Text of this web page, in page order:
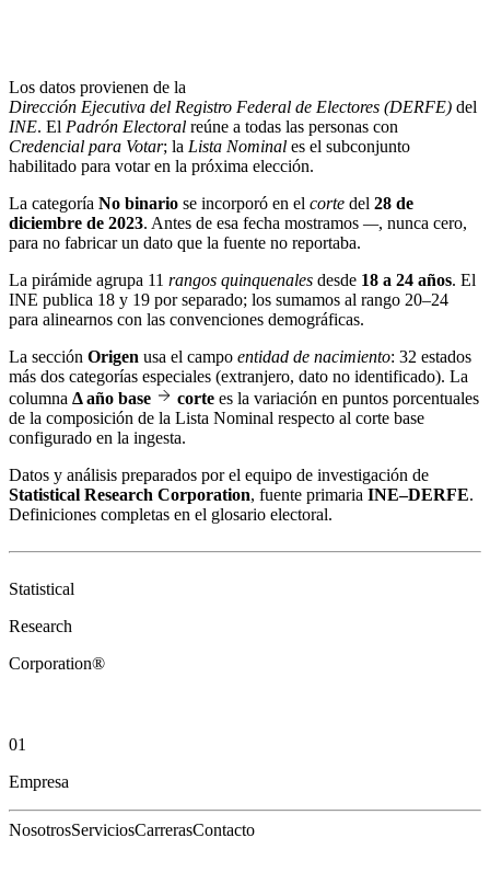
Los datos provienen de la
Dirección Ejecutiva del Registro Federal de Electores (DERFE) del
INE. El Padrón Electoral reúne a todas las personas con
Credencial para Votar; la Lista Nominal es el subconjunto
habilitado para votar en la próxima elección.
La categoría No binario se incorporó en el corte del 28 de
diciembre de 2023. Antes de esa fecha mostramos —, nunca cero,
para no fabricar un dato que la fuente no reportaba.
La pirámide agrupa 11 rangos quinquenales desde 18 a 24 años. El
INE publica 18 y 19 por separado; los sumamos al rango 20–24
para alinearnos con las convenciones demográficas.
La sección Origen usa el campo entidad de nacimiento: 32 estados
más dos categorías especiales (extranjero, dato no identificado). La
columna Δ año base corte es la variación en puntos porcentuales
de la composición de la Lista Nominal respecto al corte base
configurado en la ingesta.
Datos y análisis preparados por el equipo de investigación de
Statistical Research Corporation, fuente primaria INE–DERFE.
Definiciones completas en el glosario electoral.
Statistical
Research
Corporation®
01
Empresa
NosotrosServiciosCarrerasContacto